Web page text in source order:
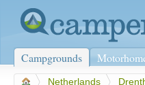
Campgrounds
Netherlands